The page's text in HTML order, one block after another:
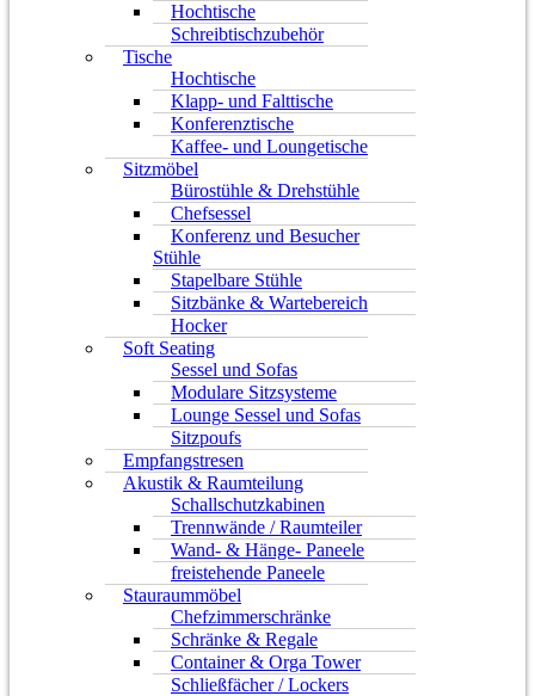
Hochtische
Schreibtischzubehör
Tische
Hochtische
Klapp- und Falttische
Konferenztische
Kaffee- und Loungetische
Sitzmöbel
Bürostühle & Drehstühle
Chefsessel
Konferenz und Besucher
Stühle
Stapelbare Stühle
Sitzbänke & Wartebereich
Hocker
Soft Seating
Sessel und Sofas
Modulare Sitzsysteme
Lounge Sessel und Sofas
Sitzpoufs
Empfangstresen
Akustik & Raumteilung
Schallschutzkabinen
Trennwände / Raumteiler
Wand- & Hänge- Paneele
freistehende Paneele
Stauraummöbel
Chefzimmerschränke
Schränke & Regale
Container & Orga Tower
Schließfächer / Lockers